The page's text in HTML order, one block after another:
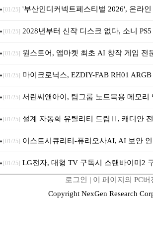
퍼 대기
[01/25] '부산인디커넥트페스티벌 2026', 온라
개막... 22일간 진행
[01/25] 2028년부터 신작 디스크 없다, 소니
문 추가
[01/25] 원스토어, 앱마켓 최초 AI 창작 게임 전
[01/25] 마이크로닉스, EZDIY-FAB RH01
시
[01/25] 서린씨앤아이, 팀그룹 노트북용 메모리
5600MHz 16GB 출시
[01/25] 설계 자동화 유틸리티 드림Ⅱ, 캐디안
무상 배포
[01/25] 이스트시큐리티-퓨리오사AI, AI 보안
세대 AI 보안 플랫폼 구축
[01/25] LG전자, 대형 TV 구독시 스탠바이미2
로그인 | 이 페이지의 PC버
Copyright NexGen Research